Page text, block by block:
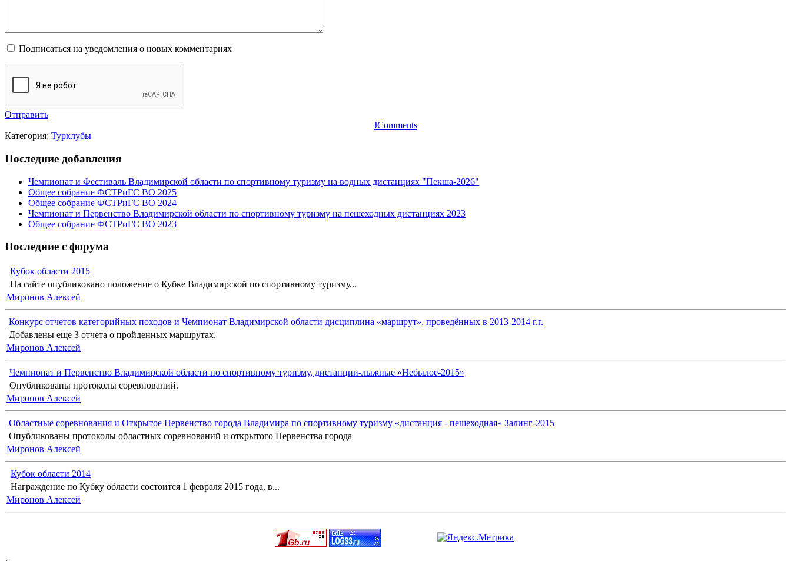
Подписаться на уведомления о новых комментариях
Отправить
JComments
Категория: Турклубы
Последние добавления
Чемпионат и Фестиваль Владимирской области по спортивному туризму на водных дистанциях "Пекша-2026"
Общее собрание ФСТРиГС ВО 2025
Общее собрание ФСТРиГС ВО 2024
Чемпионат и Первенство Владимирской области по спортивному туризму на пешеходных дистанциях 2023
Общее собрание ФСТРиГС ВО 2023
Последние с форума
Кубок области 2015
На сайте опубликовано положение о Кубке Владимирской по спортивному туризму...
Миронов Алексей
Конкурс отчетов категорийных походов и Чемпионат Владимирской области дисциплина «маршрут», проведённых в 2013-2014 г.г.
Добавлены еще 3 отчета о пройденных маршрутах.
Миронов Алексей
Чемпионат и Первенство Владимирской области по спортивному туризму, дистанции-лыжные «Небылое-2015»
Опубликованы протоколы соревнований.
Миронов Алексей
Областные соревнования и Открытое Первенство города Владимира по спортивному туризму «дистанция - пешеходная» Залинг-2015
Опубликованы протоколы областных соревнований и открытого Первенства города
Миронов Алексей
Кубок области 2014
Награждение по Кубку области состоится 1 февраля 2015 года, в...
Миронов Алексей